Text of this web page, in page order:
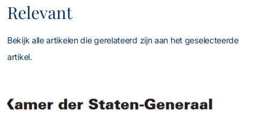
Relevant
Bekijk alle artikelen die gerelateerd zijn aan het geselecteerde
artikel.